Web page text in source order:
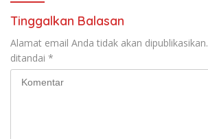
Tinggalkan Balasan
Alamat email Anda tidak akan dipublikasikan.
ditandai *